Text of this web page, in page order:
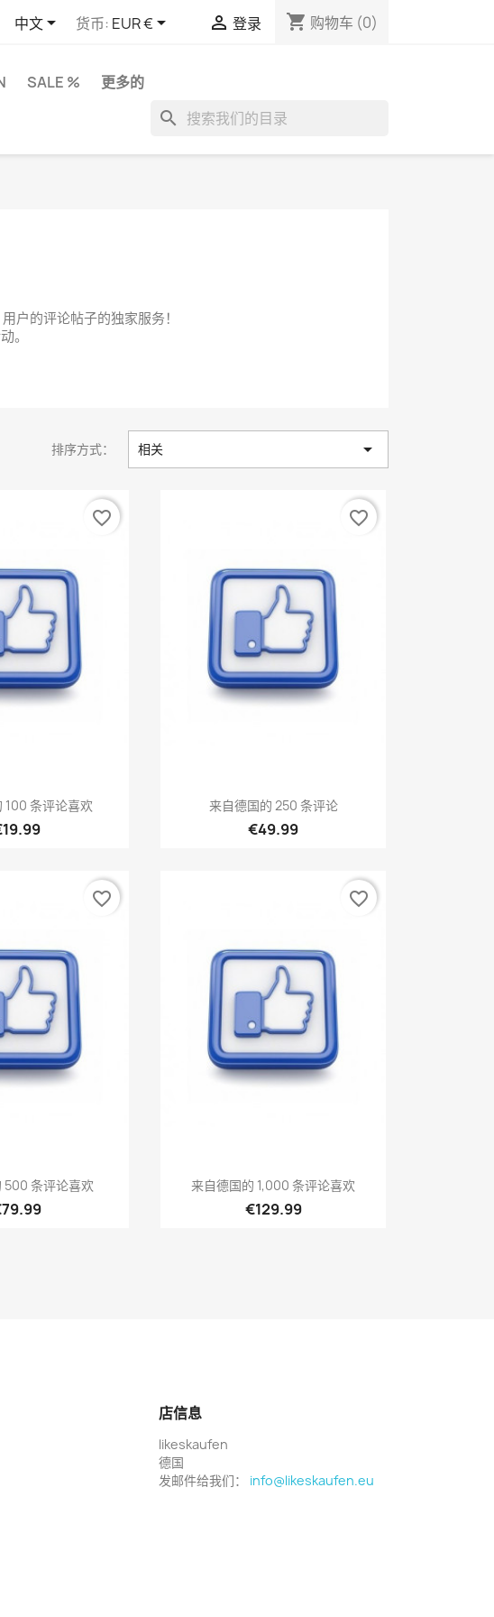
中文 货币: EUR €  登录 shopping_cart 购物车 (0)
SALE % 更多的
search
户的评论帖子的独家服务！
。
排序方式： 相关 
速查看
100 条评论喜欢
favorite_border
快速查看
来自德国的 250 条评论
€49.99
favorite_border
速查看
500 条评论喜欢
favorite_border
 快速查看
来自德国的 1,000 条评论喜欢
€129.99
favorite_border
店信息
likeskaufen
德国
发邮件给我们： info@likeskaufen.eu